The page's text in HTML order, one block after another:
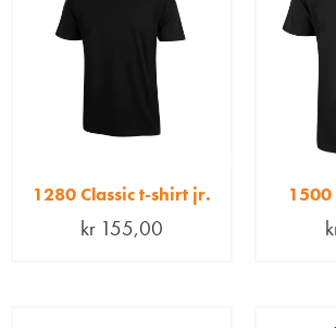
1280 Classic t-shirt jr.
kr 155,00
1500